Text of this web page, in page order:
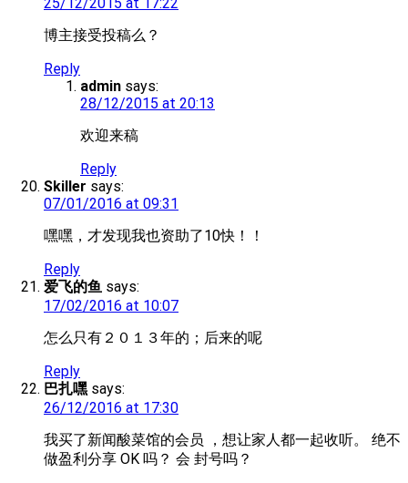
25/12/2015 at 17:22
博主接受投稿么？
Reply
admin says:
28/12/2015 at 20:13
欢迎来稿
Reply
Skiller says:
07/01/2016 at 09:31
嘿嘿，才发现我也资助了10快！！
Reply
爱飞的鱼 says:
17/02/2016 at 10:07
怎么只有２０１３年的；后来的呢
Reply
巴扎嘿 says:
26/12/2016 at 17:30
我买了新闻酸菜馆的会员 ，想让家人都一起收听。 绝不
做盈利分享 OK 吗？ 会 封号吗？